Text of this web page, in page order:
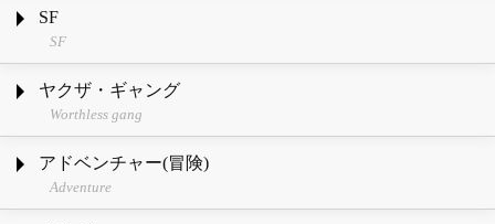
SF
SF
ヤクザ・ギャング
Worthless gang
アドベンチャー(冒険)
Adventure